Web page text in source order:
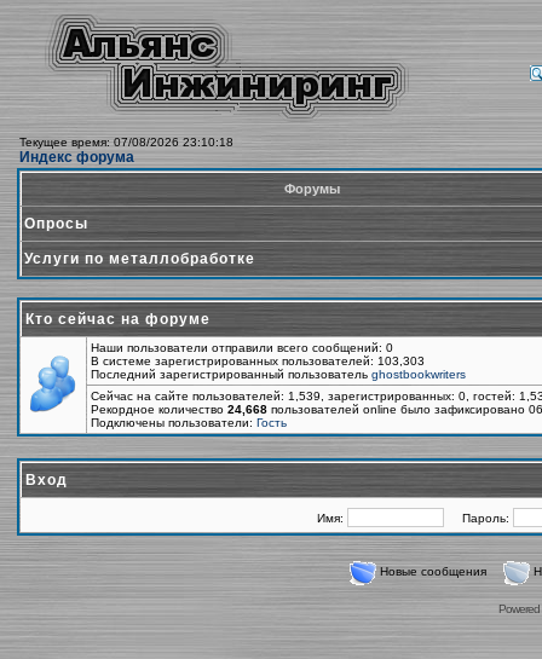
Текущее время: 07/08/2026 23:10:18
Индекс форума
Форумы
Опросы
Услуги по металлобработке
Кто сейчас на форуме
Наши пользователи отправили всего сообщений: 0
В системе зарегистрированных пользователей: 103,303
Последний зарегистрированный пользователь ghostbookwriters
Сейчас на сайте пользователей: 1,539, зарегистрированных: 0, гостей:
Рекордное количество 24,668 пользователей online было зафиксировано
Подключены пользователи: Гость
Вход
Имя: Пароль:
Новые сообщения